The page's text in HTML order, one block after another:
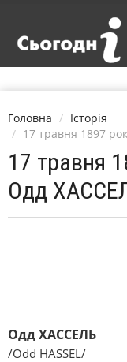
Головна
Історія
17 травня 1897
17 травня
Одд
Одд ХАССЕЛЬ
/Odd HASSEL/